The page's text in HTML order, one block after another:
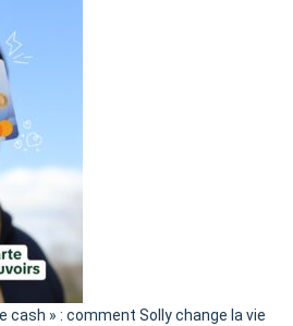
cash » : comment Solly change la vie